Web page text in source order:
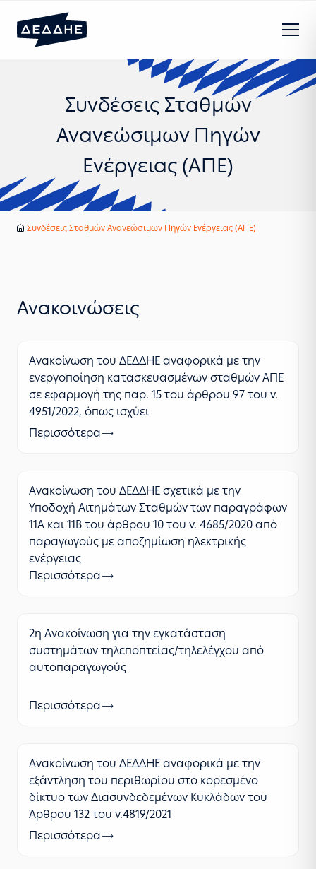
Συνδέσεις Σταθμών
Ανανεώσιμων Πηγών
Ενέργειας (ΑΠΕ)
Αρχική
Υπηρεσίες
Ανανεώσιμες πηγές ενέργειας
Συνδέσεις Σταθμών Ανανεώσιμων Πηγών Ενέργειας (ΑΠΕ)
Ανακοινώσεις
Ανακοίνωση του ΔΕΔΔΗΕ αναφορικά με την
ενεργοποίηση κατασκευασμένων σταθμών ΑΠΕ
σε εφαρμογή της παρ. 15 του άρθρου 97 του ν.
4951/2022, όπως ισχύει
Περισσότερα
Ανακοίνωση του ΔΕΔΔΗΕ σχετικά με την
Υποδοχή Αιτημάτων Σταθμών των παραγράφων
11Α και 11Β του άρθρου 10 του ν. 4685/2020 από
παραγωγούς με αποζημίωση ηλεκτρικής
ενέργειας
Περισσότερα
2η Ανακοίνωση για την εγκατάσταση
συστημάτων τηλεποπτείας/τηλελέγχου από
αυτοπαραγωγούς
Περισσότερα
Ανακοίνωση του ΔΕΔΔΗΕ αναφορικά με την
εξάντληση του περιθωρίου στο κορεσμένο
δίκτυο των Διασυνδεδεμένων Κυκλάδων του
Άρθρου 132 του ν.4819/2021
Περισσότερα